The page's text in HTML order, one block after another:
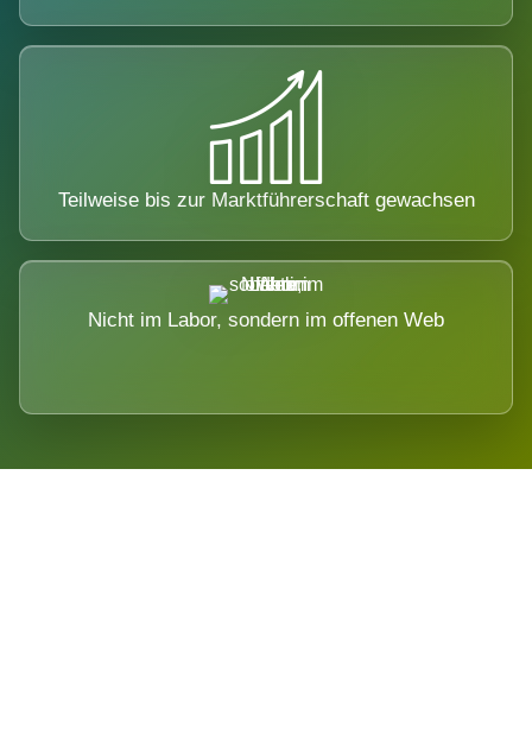
Teilweise bis zur Marktführerschaft gewachsen
Nicht im Labor, sondern im offenen Web